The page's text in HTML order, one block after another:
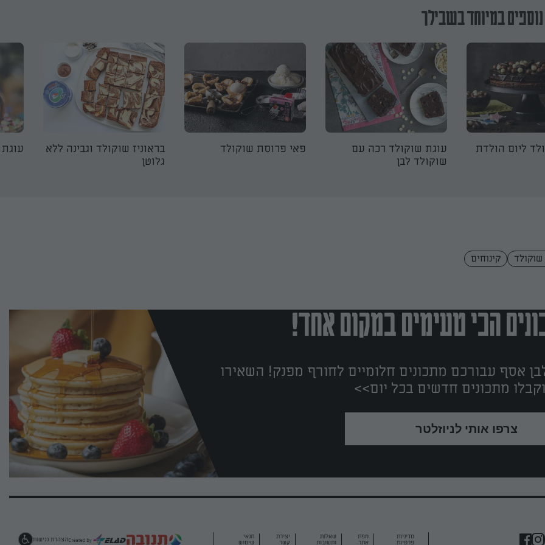
במיוחד בשבילך
ליום הולדת
עוגת שוקולד רכה עם
שוקולד לבן
פאי פרוסת שוקולד
בראוניז שוקולד וגבינה ללא
גלוטן
שוקולד קינוחים
הכי טעימים במקום אחד!
אסף עבורכם מתכונים חלומיים לחורף מפנק! השאירו
מתכונים חדשים בכל יום>>
צרפו אותי לניוזלטר
מדיניות
פרטיות
מפת
אתר
שאלות
ותשובות
יצירת
קשר
תנאי
שימוש הצהרת נגישות